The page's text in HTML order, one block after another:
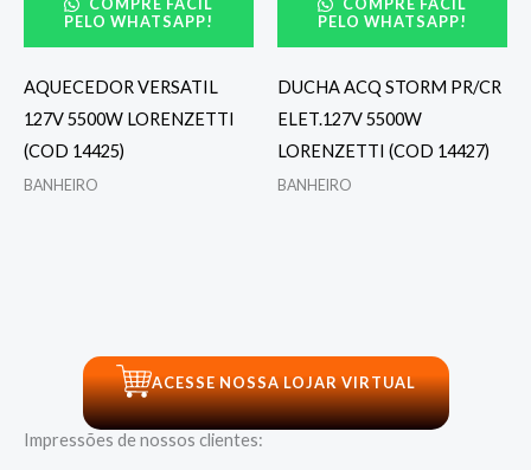
PELO WHATSAPP!
AQUECEDOR VERSATIL
127V 5500W LORENZETTI
(COD 14425)
BANHEIRO
PELO WHATSAPP!
DUCHA ACQ STORM PR/CR
ELET.127V 5500W
LORENZETTI (COD 14427)
BANHEIRO
ACESSE NOSSA LOJAR VIRTUAL
Impressões de nossos clientes: